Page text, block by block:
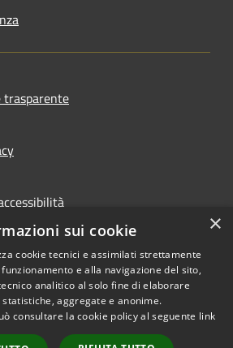
Copyright © 2026 • Comune di
Campo Calabro • Powered by
Municipium•Accesso
redazione
×
sui cookie
cookie tecnici e assimilati strettamente
e alla navigazione del sito,
analitico al solo fine di elaborare
aggregate e anonime.
consultare la cookie policy al seguente link